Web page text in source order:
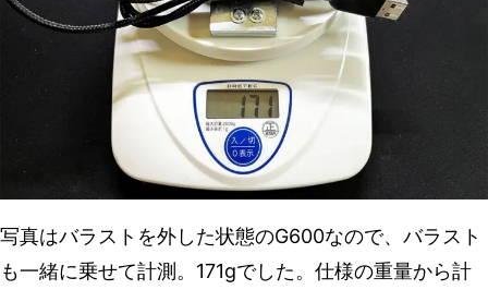
写真はバラストを外した状態のG600なので、バラスト
も一緒に乗せて計測。171gでした。仕様の重量から計